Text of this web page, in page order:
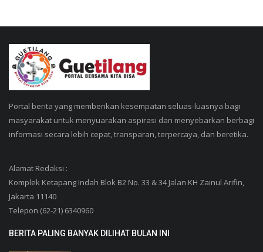
Portal berita yang memberikan kesempatan seluas-luasnya bagi
masyarakat untuk menyuarakan aspirasi dan menyebarkan berbagi
informasi secara lebih cepat, transparan, terpercaya, dan beretika.
Alamat Redaksi :
Komplek Ketapang Indah Blok B2 No. 33 & 34 Jalan KH Zainul Arifin,
Jakarta 11140
Telepon (62-21) 6340960
BERITA PALING BANYAK DILIHAT BULAN INI